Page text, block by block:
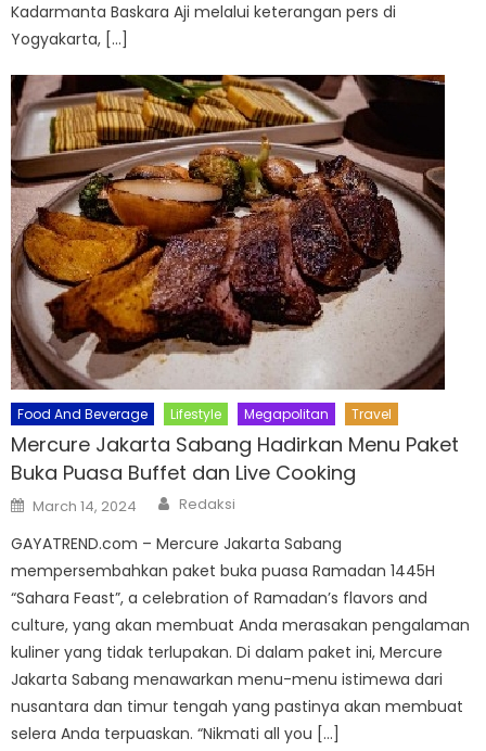
Kadarmanta Baskara Aji melalui keterangan pers di
Yogyakarta, […]
Food And Beverage Lifestyle Megapolitan Travel
Mercure Jakarta Sabang Hadirkan Menu Paket
Buka Puasa Buffet dan Live Cooking
Posted
on
March 14, 2024 Author
Redaksi
GAYATREND.com – Mercure Jakarta Sabang
mempersembahkan paket buka puasa Ramadan 1445H
“Sahara Feast”, a celebration of Ramadan’s flavors and
culture, yang akan membuat Anda merasakan pengalaman
kuliner yang tidak terlupakan. Di dalam paket ini, Mercure
Jakarta Sabang menawarkan menu-menu istimewa dari
nusantara dan timur tengah yang pastinya akan membuat
selera Anda terpuaskan. “Nikmati all you […]